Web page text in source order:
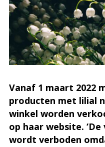
Vanaf 1 maart 2022
producten met lilial
winkel worden
op haar website.
wordt verboden